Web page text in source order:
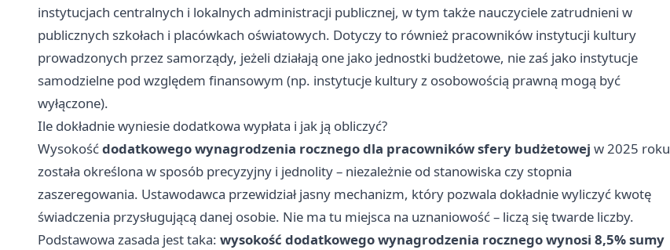
instytucjach centralnych i lokalnych administracji publicznej, w tym także nauczyciele zatrudnieni w
publicznych szkołach i placówkach oświatowych. Dotyczy to również pracowników instytucji kultury
prowadzonych przez samorządy, jeżeli działają one jako jednostki budżetowe, nie zaś jako instytucje
samodzielne pod względem finansowym (np. instytucje kultury z osobowością prawną mogą być
wyłączone).
Ile dokładnie wyniesie dodatkowa wypłata i jak ją obliczyć?
Wysokośćdodatkowego wynagrodzenia rocznego dla pracowników sfery budżetowej w 2025 roku
została określona w sposób precyzyjny i jednolity – niezależnie od stanowiska czy stopnia
zaszeregowania. Ustawodawca przewidział jasny mechanizm, który pozwala dokładnie wyliczyć kwotę
świadczenia przysługującą danej osobie. Nie ma tu miejsca na uznaniowość – liczą się twarde liczby.
Podstawowa zasada jest taka: wysokość dodatkowego wynagrodzenia rocznego wynosi 8,5% sumy